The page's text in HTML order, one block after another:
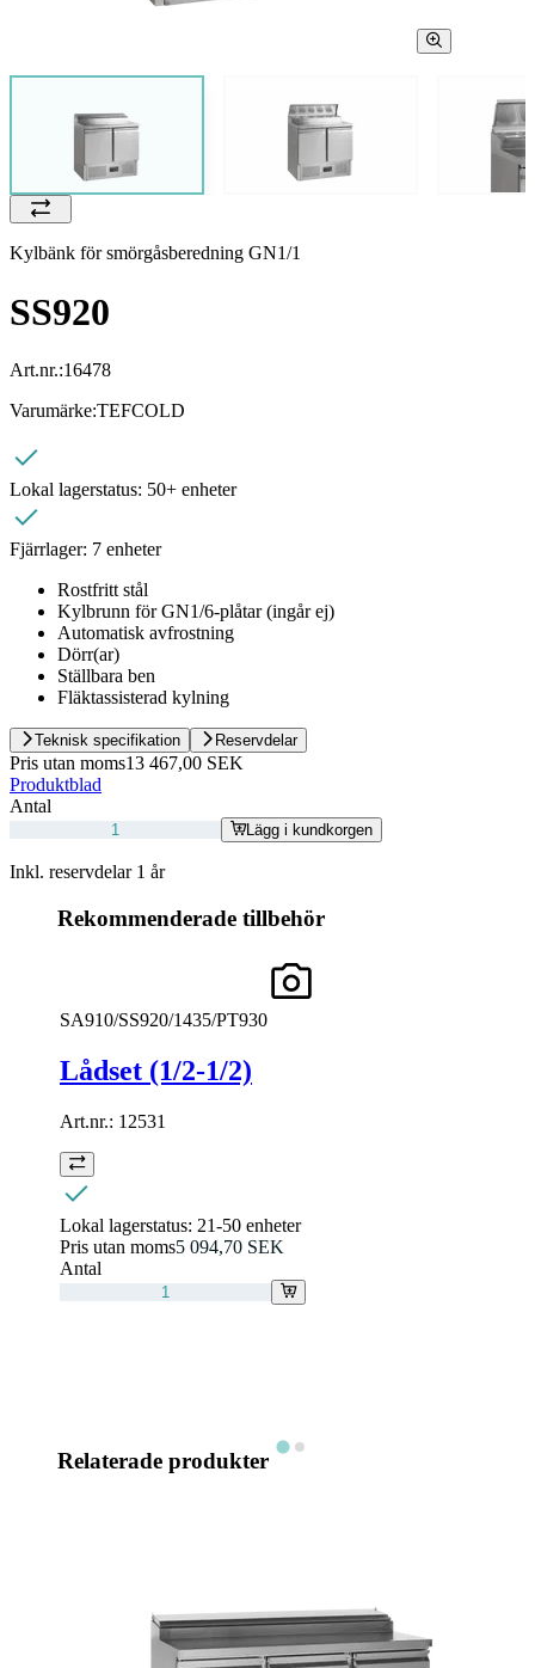
Kylbänk för smörgåsberedning GN1/1
SS920
Art.nr.:16478
Varumärke:TEFCOLD
Lokal lagerstatus: 50+ enheter
Fjärrlager: 7 enheter
Rostfritt stål
Kylbrunn för GN1/6-plåtar (ingår ej)
Automatisk avfrostning
Dörr(ar)
Ställbara ben
Fläktassisterad kylning
Teknisk specifikation Reservdelar
Pris utan moms13 467,00 SEK
Produktblad
Antal
Lägg i kundkorgen
Inkl. reservdelar 1 år
Rekommenderade tillbehör
SA910/SS920/1435/PT930
Lådset (1/2-1/2)
Art.nr.: 12531
Lokal lagerstatus: 21-50 enheter
Pris utan moms5 094,70 SEK
Antal
Relaterade produkter